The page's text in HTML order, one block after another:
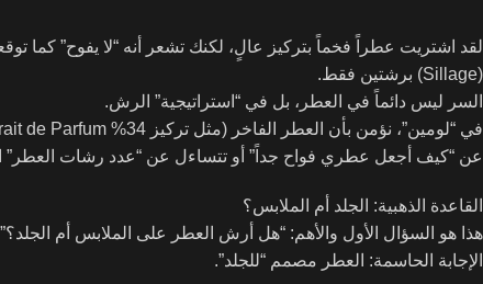
(Sillage) برشتين فقط.
السر ليس دائماً في العطر، بل في “استراتيجية” الرش.
عن “كيف أجعل عطري فواح جداً” أو تتساءل عن “عدد رشات العطر”
القاعدة الذهبية: الجلد أم الملابس؟
هذا هو السؤال الأول والأهم: “هل أرش العطر على الملابس أم الجلد؟”
الإجابة الحاسمة: العطر مصمم “للجلد”.